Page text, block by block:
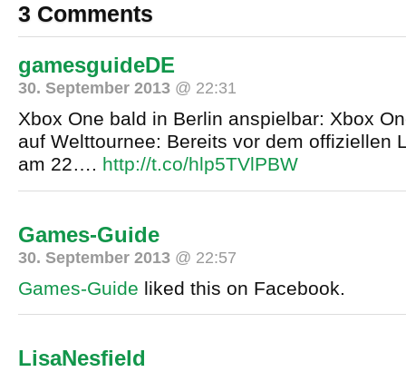
3 Comments
gamesguideDE
30. September 2013 @ 22:31
Xbox One bald in Berlin anspielbar: Xbox
auf Welttournee: Bereits vor dem offiziellen
am 22…. http://t.co/hlp5TVlPBW
Games-Guide
30. September 2013 @ 22:57
Games-Guide liked this on Facebook.
LisaNesfield